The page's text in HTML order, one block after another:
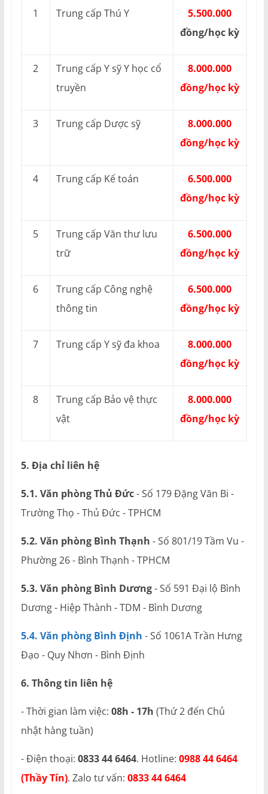
1 Trung cấp Thú Y
5.500.000
đồng/học kỳ
2
Trung cấp Y sỹ Y học cổ
truyền
8.000.000
đồng/học kỳ
3 Trung cấp Dược sỹ
8.000.000
đồng/học kỳ
4 Trung cấp Kế toán
6.500.000
đồng/học kỳ
5
Trung cấp Văn thư lưu
trữ
6.500.000
đồng/học kỳ
6
Trung cấp Công nghệ
thông tin
6.500.000
đồng/học kỳ
7 Trung cấp Y sỹ đa khoa
8.000.000
đồng/học kỳ
8
Trung cấp Bảo vệ thực
vật
8.000.000
đồng/học kỳ
5. Địa chỉ liên hệ
5.1. Văn phòng Thủ Đức- Số 179 Đặng Văn Bi -
Trường Thọ - Thủ Đức - TPHCM
5.2. Văn phòng Bình Thạnh - Số 801/19 Tầm Vu -
Phường 26 - Bình Thạnh - TPHCM
5.3. Văn phòng Bình Dương- Số 591 Đại lộ Bình
Dương - Hiệp Thành - TDM - Bình Dương
5.4. Văn phòng Bình Định - Số 1061A Trần Hưng
Đạo - Quy Nhơn - Bình Định
6. Thông tin liên hệ
- Thời gian làm việc: 08h - 17h (Thứ 2 đến Chủ
nhật hàng tuần)
- Điện thoại: 0833 44 6464. Hotline: 0988 44 6464
(Thầy Tín). Zalo tư vấn: 0833 44 6464